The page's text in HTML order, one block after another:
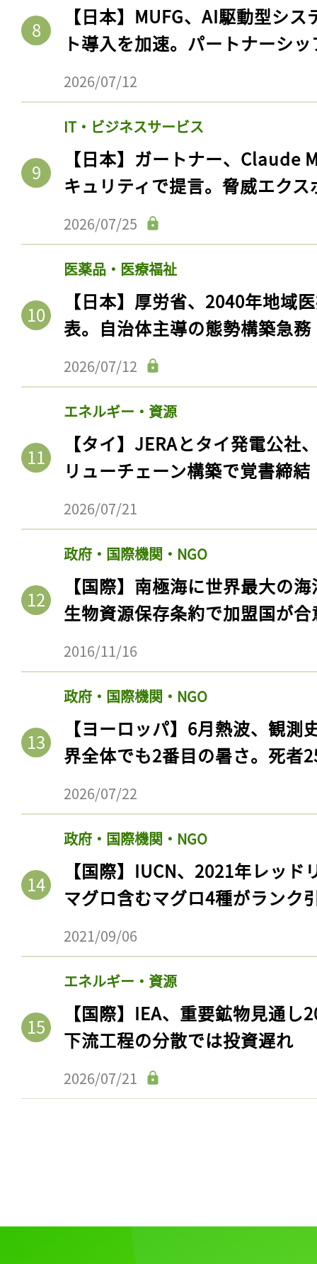
【日本】MUFG、AI駆動型シ
ト導入を加速。パートナーシ
2026/07/12
IT・ビジネスサービス
【日本】ガートナー、Claude
キュリティで提言。脅威エク
2026/07/25
医薬品・医療福祉
【日本】厚労省、2040年地域
表。自治体主導の態勢構築急務
2026/07/12
エネルギー・資源
【タイ】JERAとタイ発電公社
リューチェーン構築で覚書締結
2026/07/21
政府・国際機関・NGO
【国際】南極海に世界最大の
生物資源保存条約で加盟国が合
2016/11/16
政府・国際機関・NGO
【ヨーロッパ】6月熱波、観
界全体でも2番目の暑さ。死者
2026/07/22
政府・国際機関・NGO
【国際】IUCN、2021年レッ
マグロ含むマグロ4種がランク
2021/09/06
エネルギー・資源
【国際】IEA、重要鉱物見通
下流工程の分散では投資遅れ
2026/07/21